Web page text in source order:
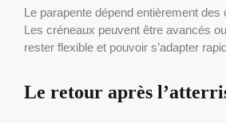
Le parapente dépend entièrement des
Les créneaux peuvent être avancés
rester flexible et pouvoir s’adapter
Le retour après